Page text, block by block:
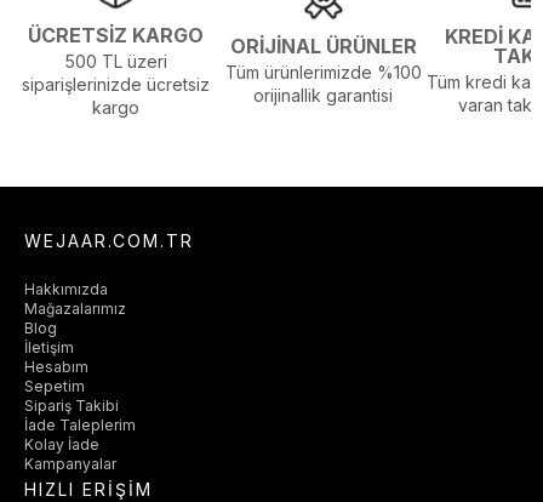
ÜCRETSİZ KARGO
500 TL üzeri
siparişlerinizde ücretsiz
kargo
ORİJİNAL ÜRÜNLER
Tüm ürünlerimizde %100
orijinallik garantisi
KREDİ
Tüm kredi
varan
WEJAAR.COM.TR
Hakkımızda
Mağazalarımız
Blog
İletişim
Hesabım
Sepetim
Sipariş Takibi
İade Taleplerim
Kolay İade
Kampanyalar
HIZLI ERİŞİM